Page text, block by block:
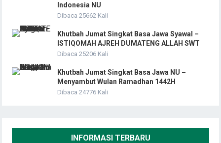
Indonesia NU
Dibaca 25662 Kali
Khutbah Jumat Singkat Basa Jawa Syawal –
ISTIQOMAH AJREH DUMATENG ALLAH SWT
Dibaca 25206 Kali
Khutbah Jumat Singkat Basa Jawa NU –
Menyambut Wulan Ramadhan 1442H
Dibaca 24776 Kali
INFORMASI TERBARU